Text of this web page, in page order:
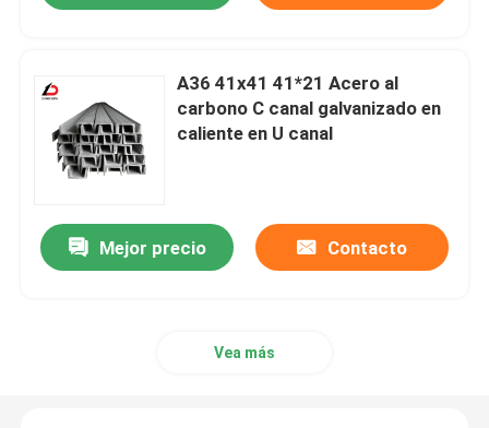
A36 41x41 41*21 Acero al
carbono C canal galvanizado en
caliente en U canal
Mejor precio Contacto
Vea más